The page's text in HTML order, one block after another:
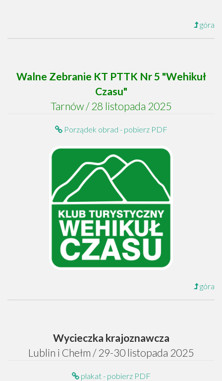
góra
Walne Zebranie KT PTTK Nr 5 "Wehikuł
Czasu"
Tarnów / 28 listopada 2025
Porządek obrad - pobierz PDF
góra
Wycieczka krajoznawcza
Lublin i Chełm / 29-30 listopada 2025
plakat - pobierz PDF